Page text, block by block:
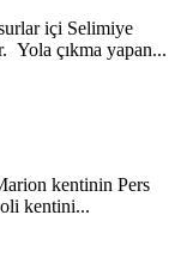
içi Selimiye
Yola çıkma yapan...
kentinin Pers
kentini...